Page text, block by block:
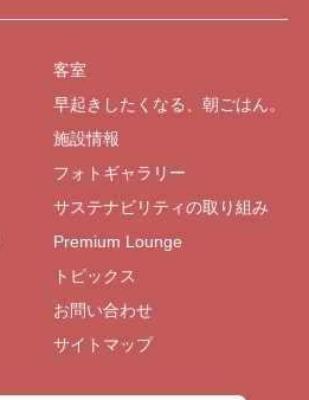
客室
早起きしたくなる、朝ごはん。
施設情報
フォトギャラリー
サステナビリティの取り組み
Premium Lounge
トピックス
お問い合わせ
サイトマップ